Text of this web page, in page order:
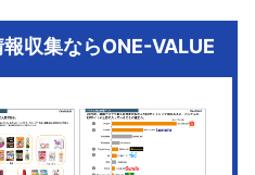
収集ならONE-VALUE